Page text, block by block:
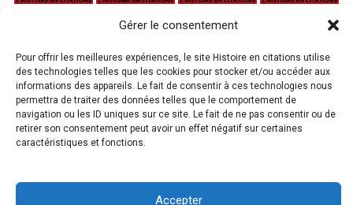
Gérer le consentement
Pour offrir les meilleures expériences, le site Histoire en citations utilise
des technologies telles que les cookies pour stocker et/ou accéder aux
informations des appareils. Le fait de consentir à ces technologies nous
permettra de traiter des données telles que le comportement de
navigation ou les ID uniques sur ce site. Le fait de ne pas consentir ou de
retirer son consentement peut avoir un effet négatif sur certaines
caractéristiques et fonctions.
Accepter